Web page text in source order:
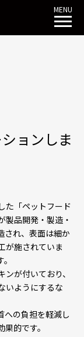
MENU
ョンしま
た「ペットフード
製品開発・製造・
され、表面は細か
が施されていま
が付いており、
いようにするな
への負担を軽減し
的です。